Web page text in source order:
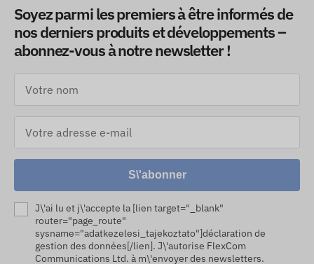
Soyez parmi les premiers à être informés de
nos derniers produits et développements –
abonnez-vous à notre newsletter !
S\'abonner
J\'ai lu et j\'accepte la [lien target="_blank"
router="page_route"
sysname="adatkezelesi_tajekoztato"]déclaration de
gestion des données[/lien]. J\'autorise FlexCom
Communications Ltd. à m\'envoyer des newsletters.